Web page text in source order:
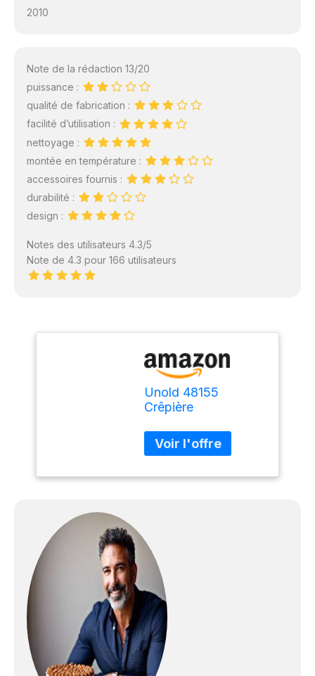
2010
Note de la rédaction 13/20
puissance :
qualité de fabrication :
facilité d’utilisation :
nettoyage :
montée en température :
accessoires fournis :
durabilité :
design :
Notes des utilisateurs 4.3/5
Note de 4.3 pour 166 utilisateurs
Unold 48155
Crêpière
grande plaque en
fonte d'aluminium